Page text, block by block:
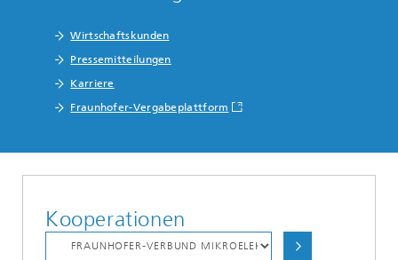
Wirtschaftskunden
Pressemitteilungen
Karriere
Fraunhofer-Vergabeplattform
Kooperationen